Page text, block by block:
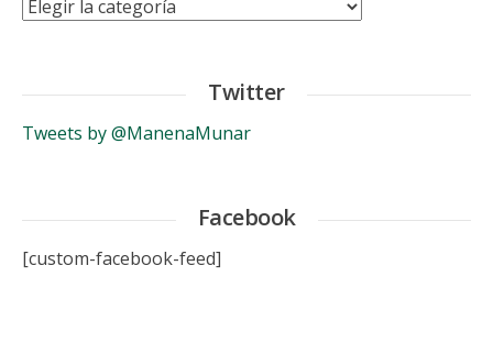
Twitter
Tweets by @ManenaMunar
Facebook
[custom-facebook-feed]